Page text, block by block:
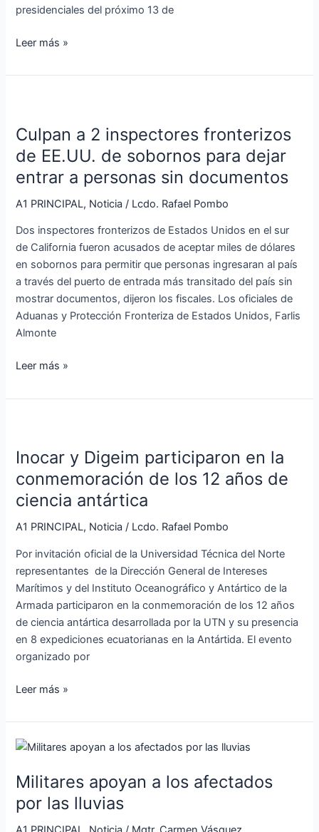
presidenciales del próximo 13 de
Leer más »
Culpan a 2 inspectores fronterizos
de EE.UU. de sobornos para dejar
entrar a personas sin documentos
A1 PRINCIPAL, Noticia / Lcdo. Rafael Pombo
Dos inspectores fronterizos de Estados Unidos en el sur
de California fueron acusados ​​de aceptar miles de dólares
en sobornos para permitir que personas ingresaran al país
a través del puerto de entrada más transitado del país sin
mostrar documentos, dijeron los fiscales. Los oficiales de
Aduanas y Protección Fronteriza de Estados Unidos, Farlis
Almonte
2
inspectores
de
EE.UU.
sobornos
para
dejar
entrar
a
personas
sin
Leer más »
Inocar y Digeim participaron en la
conmemoración de los 12 años de
ciencia antártica
A1 PRINCIPAL, Noticia / Lcdo. Rafael Pombo
Por invitación oficial de la Universidad Técnica del Norte
representantes de la Dirección General de Intereses
Marítimos y del Instituto Oceanográfico y Antártico de la
Armada participaron en la conmemoración de los 12 años
de ciencia antártica desarrollada por la UTN y su presencia
en 8 expediciones ecuatorianas en la Antártida. El evento
organizado por
Digeim
participaron
en
la
conmemoración
los
12
años
de
ciencia
antártica
Leer más »
Militares apoyan a los afectados
por las lluvias
Militares
a
los
afectados